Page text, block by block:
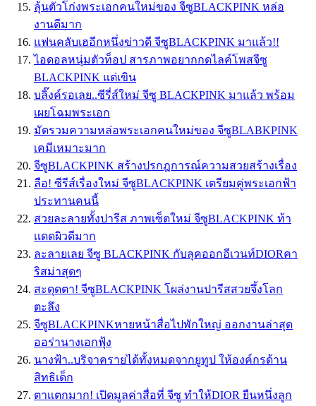
ลุ้นตัวโก่งพระเอกคนใหม่ของ จีซูBLACKPINK หล่อ
งานดีมาก
แฟนคลับเฮอีกหนึ่งข่าวดี จีซูBLACKPINK มาแล้ว!!
ไอดอลหนุ่มตัวท็อป สารภาพอยากกดไลค์โพสจีซู
BLACKPINK แต่เขิน
บลิ๊งค์รอเลย..ซีรี่ส์ใหม่ จีซู BLACKPINK มาแล้ว พร้อม
เผยโฉมพระเอก
มัดรวมความหล่อพระเอกคนใหม่ของ จีซูBLABKPINK
เคมีเหมาะมาก
จีซูBLACKPINK สร้างปรกฎการณ์ความสวยสร้างเรื่อง
ลือ! ซีรีส์เรื่องใหม่ จีซูBLACKPINK เตรียมคู่พระเอกฟ้า
ประทานคนนี้
สวยละลายทั้งปารีส ภาพเซ็ตใหม่ จีซูBLACKPINK ท้า
เเดดผิวดีมาก
ละลายเลย จีซู BLACKPINK กับลุคออกอีเวนท์DIORคา
ริสม่าสุดๆ
สะดุดตา! จีซูBLACKPINK โผล่งานปารีสสวยจึ้งโลก
ตะลึง
จีซูBLACKPINKหายหน้าสื่อไปพักใหญ่ ออกงานล่าสุด
ออร่านางเอกฟุ้ง
นางฟ้า..บริจาครายได้ทั้งหมดจากยูทูป ให้องค์กรด้าน
สิทธิเด็ก
ตาเเตกมาก! เปิดมูลค่าสื่อที่ จีซู ทำให้DIOR ยืนหนึ่งลูก